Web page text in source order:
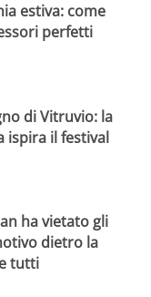
estiva: come
perfetti
di Vitruvio: la
ispira il festival
ha vietato gli
dietro la
tutti